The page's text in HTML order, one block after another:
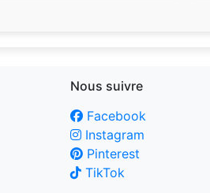
Nous suivre
Facebook
Instagram
Pinterest
TikTok